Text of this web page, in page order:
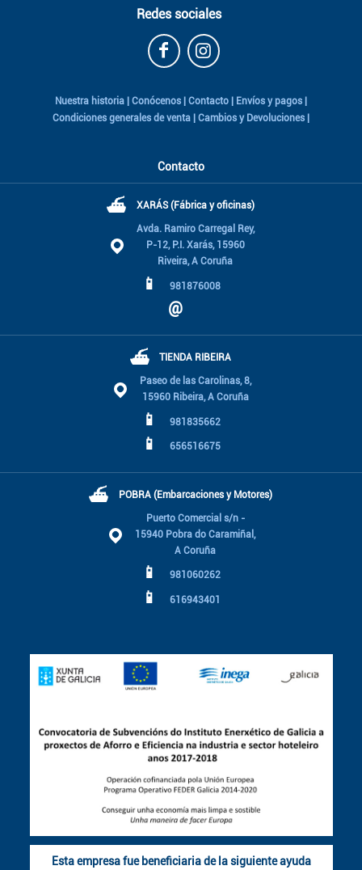
Redes sociales
Nuestra historia Conócenos Contacto Envíos y pagos
Condiciones generales de venta
Cambios y Devoluciones
Contacto
⛴ XARÁS (Fábrica y oficinas)
Avda. Ramiro Carregal Rey,
P-12, P.I. Xarás, 15960
Riveira, A Coruña
📱 981876008
@
⛴ TIENDA RIBEIRA
Paseo de las Carolinas, 8,
15960 Ribeira, A Coruña
📱 981835662
📱 656516675
⛴ POBRA (Embarcaciones y Motores)
Puerto Comercial s/n -
15940 Pobra do Caramiñal,
A Coruña
📱 981060262
📱 616943401
Esta empresa fue beneficiaria de la siguiente ayuda